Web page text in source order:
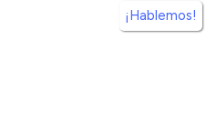
¡Hablemos!